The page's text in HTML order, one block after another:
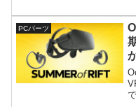
PCパーツ